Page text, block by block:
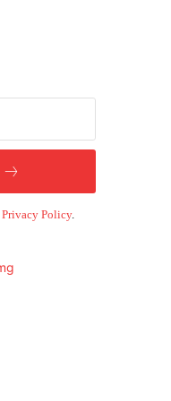
Privacy Policy.